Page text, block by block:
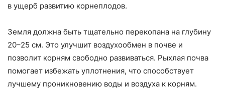
в ущерб развитию корнеплодов.
Земля должна быть тщательно перекопана на глубину
20–25 см. Это улучшит воздухообмен в почве и
позволит корням свободно развиваться. Рыхлая почва
помогает избежать уплотнения, что способствует
лучшему проникновению воды и воздуха к корням.